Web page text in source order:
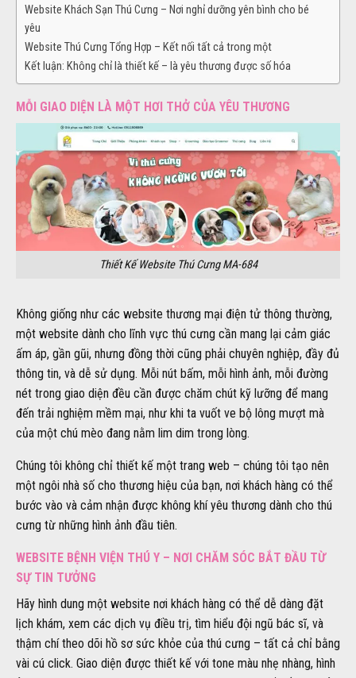
Website Khách Sạn Thú Cưng – Nơi nghỉ dưỡng yên bình cho bé
yêu
Website Thú Cưng Tổng Hợp – Kết nối tất cả trong một
Kết luận: Không chỉ là thiết kế – là yêu thương được số hóa
MỖI GIAO DIỆN LÀ MỘT HƠI THỞ CỦA YÊU THƯƠNG
Thiết Kế Website Thú Cưng MA-684
Không giống như các website thương mại điện tử thông thường,
một website dành cho lĩnh vực thú cưng cần mang lại cảm giác
ấm áp, gần gũi, nhưng đồng thời cũng phải chuyên nghiệp, đầy đủ
thông tin, và dễ sử dụng. Mỗi nút bấm, mỗi hình ảnh, mỗi đường
nét trong giao diện đều cần được chăm chút kỹ lưỡng để mang
đến trải nghiệm mềm mại, như khi ta vuốt ve bộ lông mượt mà
của một chú mèo đang nằm lim dim trong lòng.
Chúng tôi không chỉ thiết kế một trang web – chúng tôi tạo nên
một ngôi nhà số cho thương hiệu của bạn, nơi khách hàng có thể
bước vào và cảm nhận được không khí yêu thương dành cho thú
cưng từ những hình ảnh đầu tiên.
WEBSITE BỆNH VIỆN THÚ Y – NƠI CHĂM SÓC BẮT ĐẦU TỪ
SỰ TIN TƯỞNG
Hãy hình dung một website nơi khách hàng có thể dễ dàng đặt
lịch khám, xem các dịch vụ điều trị, tìm hiểu đội ngũ bác sĩ, và
thậm chí theo dõi hồ sơ sức khỏe của thú cưng – tất cả chỉ bằng
vài cú click. Giao diện được thiết kế với tone màu nhẹ nhàng, hình